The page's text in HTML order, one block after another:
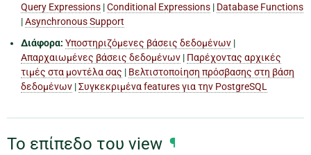
Query Expressions |Conditional Expressions | Database Functions
|Asynchronous Support
Διάφορα: Υποστηριζόμενες βάσεις δεδομένων |
Απαρχαιωμένες βάσεις δεδομένων | Παρέχοντας αρχικές
τιμές στα μοντέλα σας | Βελτιστοποίηση πρόσβασης στη βάση
δεδομένων |Συγκεκριμένα features για την PostgreSQL
Το επίπεδο του view ¶